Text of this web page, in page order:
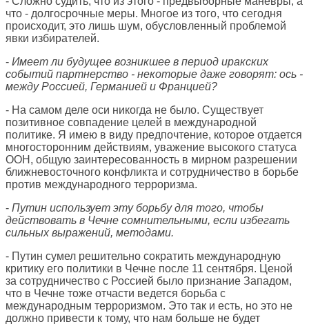
что - долгосрочные меры. Многое из того, что сегодня
происходит, это лишь шум, обусловленный проблемой
явки избирателей.
- Имеет ли будущее возникшее в период иракских
событий партнерство - некоторые даже говорят: ось -
между Россией, Германией и Францией?
- На самом деле оси никогда не было. Существует
позитивное совпадение целей в международной
политике. Я имею в виду предпочтение, которое отдается
многосторонним действиям, уважение высокого статуса
ООН, общую заинтересованность в мирном разрешении
ближневосточного конфликта и сотрудничество в борьбе
против международного терроризма.
- Путин использует эту борьбу для того, чтобы
действовать в Чечне сомнительными, если избегать
сильных выражений, методами.
- Путин сумел решительно сократить международную
критику его политики в Чечне после 11 сентября. Ценой
за сотрудничество с Россией было признание Западом,
что в Чечне тоже отчасти ведется борьба с
международным терроризмом. Это так и есть, но это не
должно привести к тому, что нам больше не будет